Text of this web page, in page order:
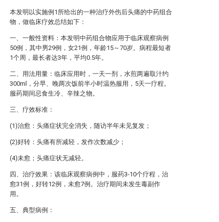
本发明以实施例1所给出的一种治疗外伤后头痛的中药组合
物，做临床疗效总结如下：
一、一般性资料：本发明中药组合物应用于临床观察病例
50例，其中男29例，女21例，年龄15～70岁。病程最短者
1个周，最长者达3年，平均0.5年。
二、用法用量：临床应用时，一天一剂，水煎两遍取汁约
300ml，分早、晚两次饭前半小时温热服用，5天一疗程。
服药期间忌食生冷、辛辣之物。
三、疗效标准：
(1)治愈：头痛症状完全消失，随访半年未见复发；
(2)好转：头痛有所减轻，发作次数减少；
(4)未愈；头痛症状无减轻。
四、治疗效果：该临床观察病例中，服药3-10个疗程，治
愈31例，好转12例，未愈7例。治疗期间未发生毒副作
用。
五、典型病例：